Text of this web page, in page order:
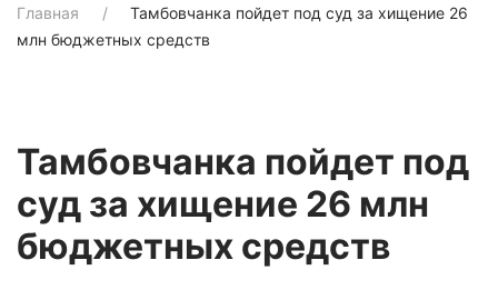
Главная
Тамбовчанка пойдет под суд за хищение 26
млн бюджетных средств
Тамбовчанка пойдет под
суд за хищение 26 млн
бюджетных средств